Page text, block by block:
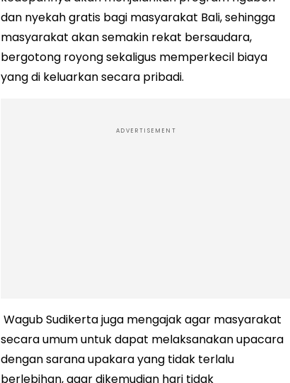
dan nyekah gratis bagi masyarakat Bali, sehingga
masyarakat akan semakin rekat bersaudara,
bergotong royong sekaligus memperkecil biaya
yang di keluarkan secara pribadi.
ADVERTISEMENT
Wagub Sudikerta juga mengajak agar masyarakat
secara umum untuk dapat melaksanakan upacara
dengan sarana upakara yang tidak terlalu
berlebihan, agar dikemudian hari tidak